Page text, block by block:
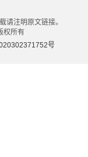
请注明原文链接。
权所有
号